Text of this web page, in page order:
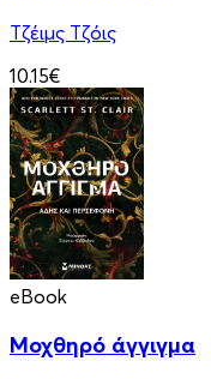
Τζέιμς Τζόις
10.15€
eBook
Μοχθηρό άγγιγμα